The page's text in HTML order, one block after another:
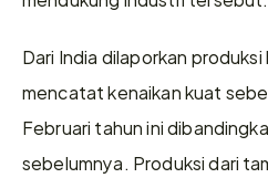
Dari India dilaporkan
mencatat kenaikan kuat
Februari tahun ini
sebelumnya. Produksi dari